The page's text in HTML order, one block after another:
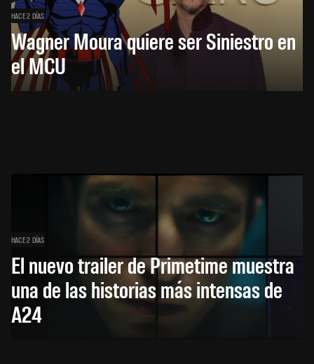
HACE 2 DÍAS
Wagner Moura quiere ser Siniestro en
el MCU
HACE 2 DÍAS
El nuevo trailer de Primetime muestra
una de las historias más intensas de
A24